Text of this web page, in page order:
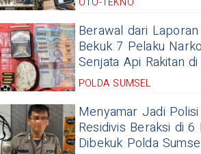
Berawal dari
Bekuk 7 Pelaku
Senjata Api Rakitan
POLDA SUMSEL
Menyamar Jadi
Residivis Beraksi di
Dibekuk Polda